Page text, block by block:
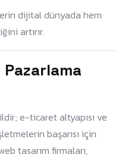
dijital dünyada hem
artırır.
e-ticaret altyapısı ve
başarısı için
tasarım firmaları,